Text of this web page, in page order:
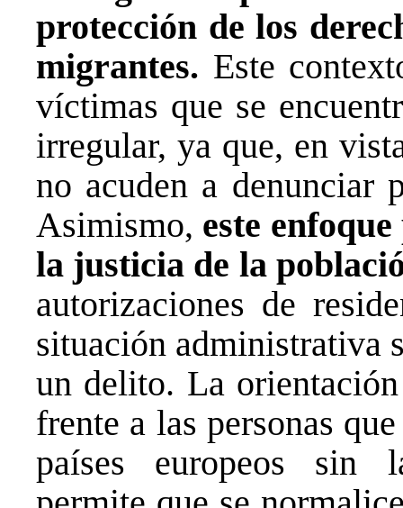
protección de los
migrantes. Este
víctimas que se
irregular, ya que, en
no acuden a denunciar
Asimismo, este
la justicia de la
autorizaciones de
situación administrativa
un delito. La
frente a las personas
países europeos sin